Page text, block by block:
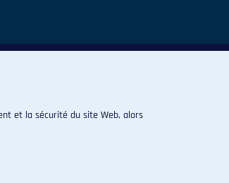
et la sécurité du site Web, alors